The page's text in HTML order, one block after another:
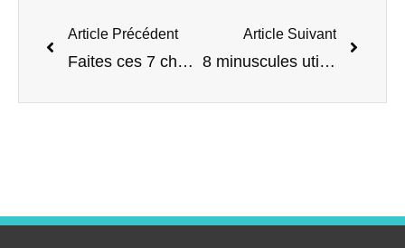
Article Précédent
Faites ces 7 choses avant de vendre ou de donner votre PC Windows
Article Suivant
8 minuscules utilitaires pour rendre votre expérience Linux encore meilleure